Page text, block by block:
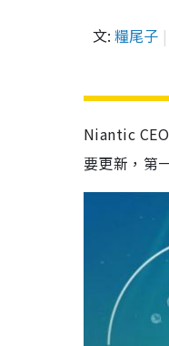
文: 糧尾子
Niantic
要更新，第